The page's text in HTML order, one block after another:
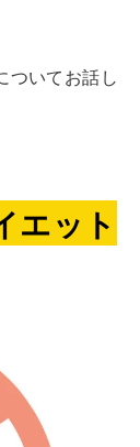
ついてお話し
エット